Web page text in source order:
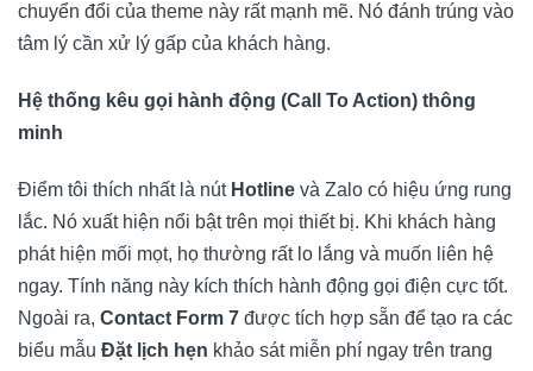
chuyển đổi của theme này rất mạnh mẽ. Nó đánh trúng vào
tâm lý cần xử lý gấp của khách hàng.
Hệ thống kêu gọi hành động (Call To Action) thông
minh
Điểm tôi thích nhất là nút Hotline và Zalo có hiệu ứng rung
lắc. Nó xuất hiện nổi bật trên mọi thiết bị. Khi khách hàng
phát hiện mối mọt, họ thường rất lo lắng và muốn liên hệ
ngay. Tính năng này kích thích hành động gọi điện cực tốt.
Ngoài ra, Contact Form 7 được tích hợp sẵn để tạo ra các
biểu mẫu Đặt lịch hẹn khảo sát miễn phí ngay trên trang